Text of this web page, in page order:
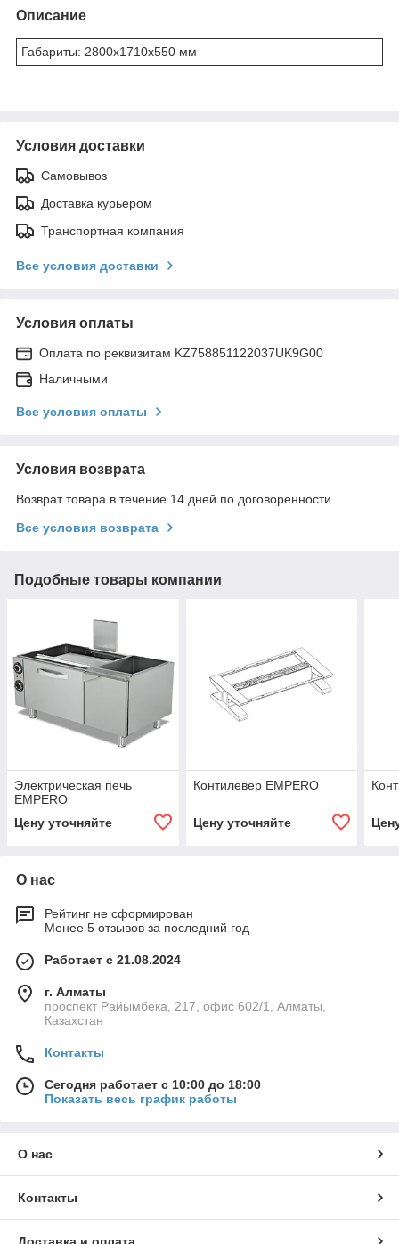
Описание
Габариты: 2800x1710x550 мм
Условия доставки
Самовывоз
Доставка курьером
Транспортная компания
Все условия доставки
Условия оплаты
Оплата по реквизитам KZ758851122037UK9G00
Наличными
Все условия оплаты
Условия возврата
Возврат товара в течение 14 дней по договоренности
Все условия возврата
Подобные товары компании
Электрическая печь
EMPERO
Цену уточняйте
Контилевер EMPERO
Цену уточняйте
О нас
Рейтинг не сформирован
Менее 5 отзывов за последний год
Работает с 21.08.2024
г. Алматы
проспект Райымбека, 217, офис 602/1, Алматы,
Казахстан
Контакты
Сегодня работает с 10:00 до 18:00
Показать весь график работы
О нас
Контакты